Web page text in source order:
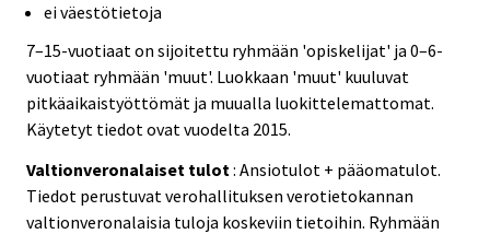
ei väestötietoja
7–15-vuotiaat on sijoitettu ryhmään 'opiskelijat' ja 0–6-
vuotiaat ryhmään 'muut'. Luokkaan 'muut' kuuluvat
pitkäaikaistyöttömät ja muualla luokittelemattomat.
Käytetyt tiedot ovat vuodelta 2015.
Valtionveronalaiset tulot : Ansiotulot + pääomatulot.
Tiedot perustuvat verohallituksen verotietokannan
valtionveronalaisia tuloja koskeviin tietoihin. Ryhmään